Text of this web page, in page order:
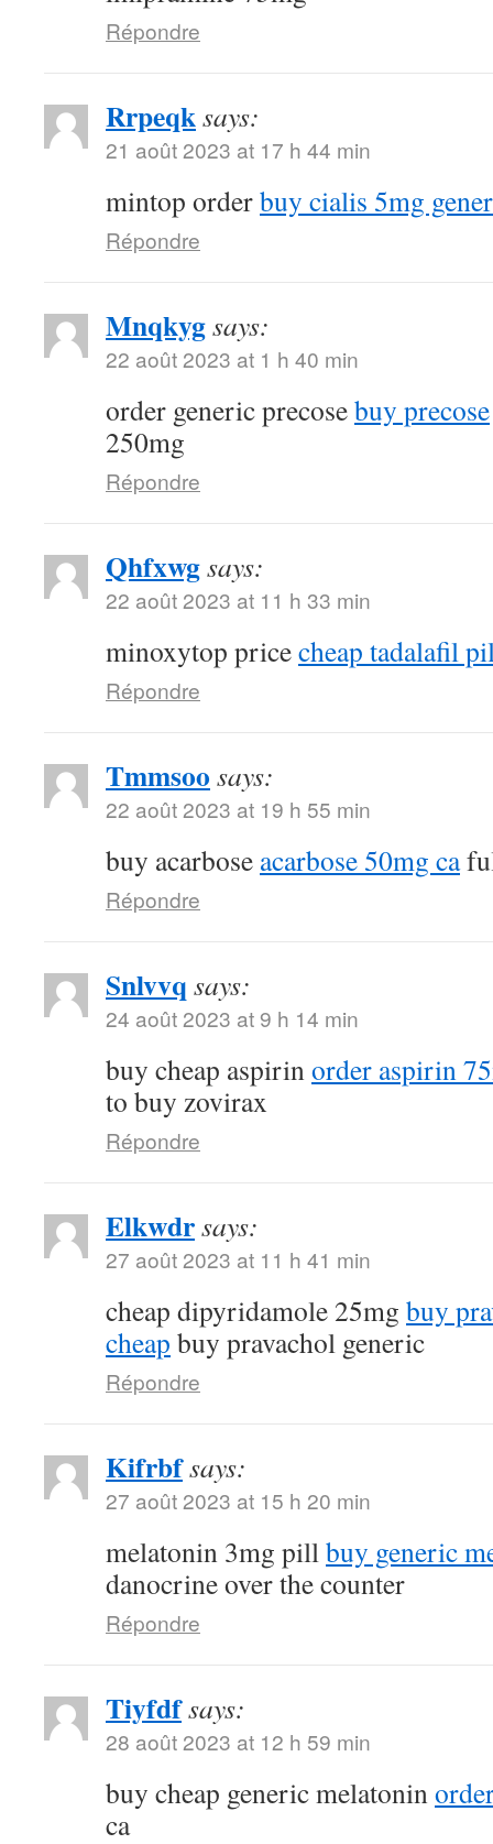
Répondre
Rrpeqksays:
21 août 2023 at 17 h 44 min
mintop orderbuy cialis 5mg
Répondre
Mnqkygsays:
22 août 2023 at 1 h 40 min
order generic precosebuy precose
250mg
Répondre
Qhfxwgsays:
22 août 2023 at 11 h 33 min
minoxytop pricecheap tadalafil
Répondre
Tmmsoo says:
22 août 2023 at 19 h 55 min
buy acarbose acarbose 50mg ca
Répondre
Snlvvq says:
24 août 2023 at 9 h 14 min
buy cheap aspirinorder aspirin
to buy zovirax
Répondre
Elkwdrsays:
27 août 2023 at 11 h 41 min
cheap dipyridamole 25mg buy
cheap buy pravachol generic
Répondre
Kifrbfsays:
27 août 2023 at 15 h 20 min
melatonin 3mg pillbuy generic
danocrine over the counter
Répondre
Tiyfdfsays:
28 août 2023 at 12 h 59 min
buy cheap generic melatonin
ca